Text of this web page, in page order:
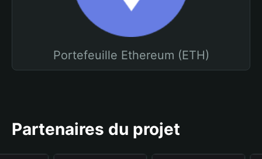
Portefeuille Ethereum (ETH)
Partenaires du projet